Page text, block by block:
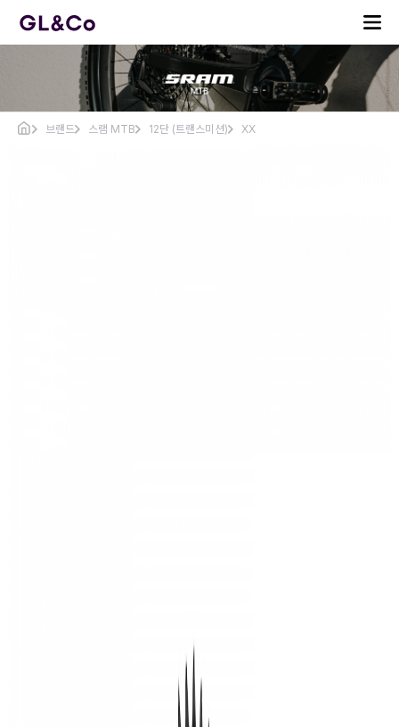
브랜드 스램 MTB 12단 (트랜스미션) XX